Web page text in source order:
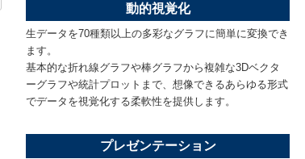
動的視覚化
生データを70種類以上の多彩なグラフに簡単に変換でき
ます。
基本的な折れ線グラフや棒グラフから複雑な3Dベクタ
ーグラフや統計プロットまで、想像できるあらゆる形式
でデータを視覚化する柔軟性を提供します。
プレゼンテーション